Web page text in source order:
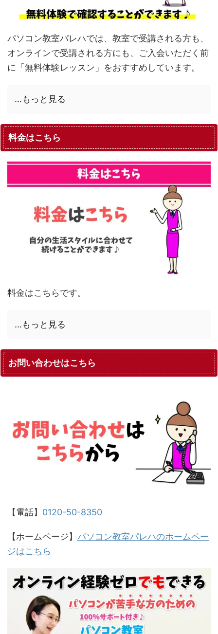
パソコン教室パレハでは、教室で受講される方も、
オンラインで受講される方にも、ご入会いただく前
に「無料体験レッスン」をおすすめしています。
...もっと見る
料金はこちら
料金はこちらです。
...もっと見る
お問い合わせはこちら
【電話】 0120-50-8350
【ホームページ】 パソコン教室パレハのホームペー
ジはこちら